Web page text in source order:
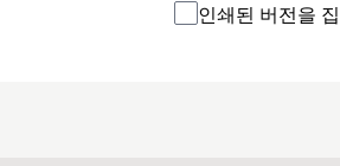
인쇄된 버전을